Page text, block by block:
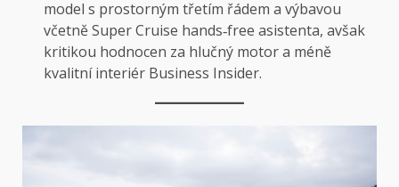
model s prostorným třetím řádem a výbavou
včetně Super Cruise hands‑free asistenta, avšak
kritikou hodnocen za hlučný motor a méně
kvalitní interiér Business Insider.